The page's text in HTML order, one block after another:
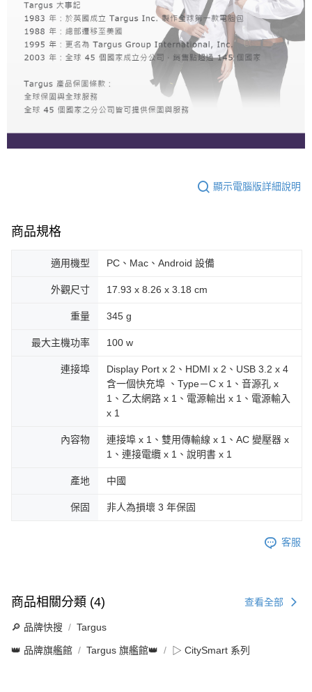
顯示電腦版詳細說明
商品規格
適用機型 PC、Mac、Android 設備
外觀尺寸 17.93 x 8.26 x 3.18 cm
重量 345 g
最大主機功率 100 w
連接埠
Display Port x 2、HDMI x 2、USB 3.2 x 4
含一個快充埠 、Type－C x 1、音源孔 x
1、乙太網路 x 1、電源輸出 x 1、電源輸入
x 1
內容物
連接埠 x 1、雙用傳輸線 x 1、AC 變壓器 x
1、連接電纜 x 1、說明書 x 1
產地 中國
保固 非人為損壞 3 年保固
客服
商品相關分類 (4) 查看全部
🔎 品牌快搜 Targus
👑 品牌旗艦館 Targus 旗艦館👑 ▷ CitySmart 系列